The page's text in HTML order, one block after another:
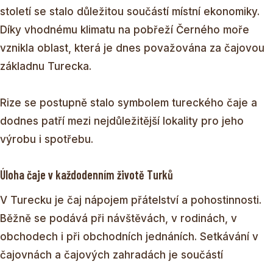
století se stalo důležitou součástí místní ekonomiky.
Díky vhodnému klimatu na pobřeží Černého moře
vznikla oblast, která je dnes považována za čajovou
základnu Turecka.
Rize se postupně stalo symbolem tureckého čaje a
dodnes patří mezi nejdůležitější lokality pro jeho
výrobu i spotřebu.
Úloha čaje v každodenním životě Turků
V Turecku je čaj nápojem přátelství a pohostinnosti.
Běžně se podává při návštěvách, v rodinách, v
obchodech i při obchodních jednáních. Setkávání v
čajovnách a čajových zahradách je součástí